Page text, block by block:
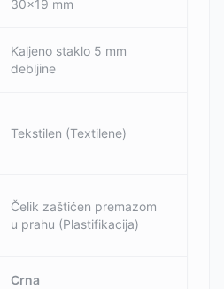
30x19 mm
Kaljeno staklo 5 mm
debljine
Tekstilen (Textilene)
Čelik zaštićen premazom
u prahu (Plastifikacija)
Crna